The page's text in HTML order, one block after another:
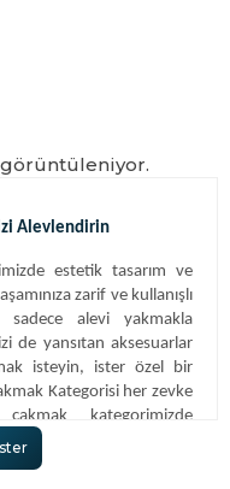
görüntüleniyor.
Alevlendirin
estetik tasarım ve
zarif ve kullanışlı
sadece alevi yakmakla
de yansıtan aksesuarlar
isteyin, ister özel bir
Kategorisi her zevke
kategorimizde